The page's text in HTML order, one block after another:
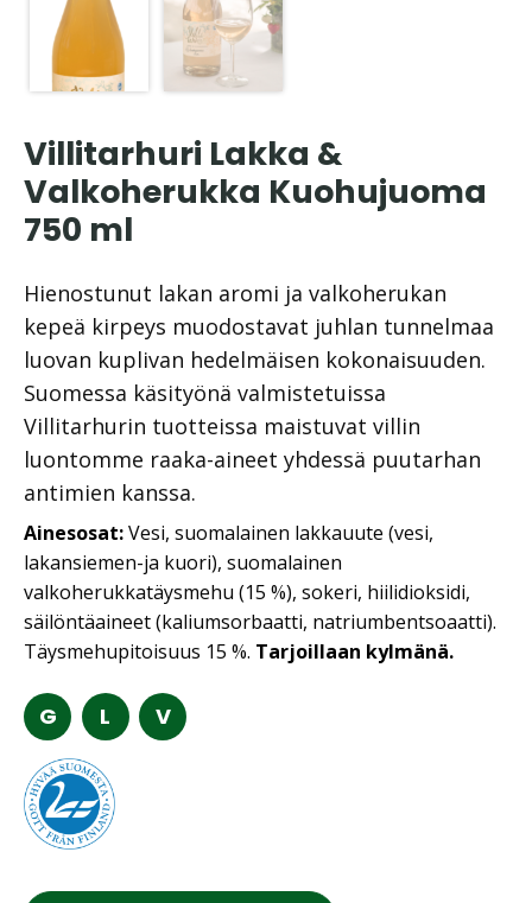
Villitarhuri Lakka &
Valkoherukka Kuohujuoma
750 ml
Hienostunut lakan aromi ja valkoherukan
kepeä kirpeys muodostavat juhlan tunnelmaa
luovan kuplivan hedelmäisen kokonaisuuden.
Suomessa käsityönä valmistetuissa
Villitarhurin tuotteissa maistuvat villin
luontomme raaka-aineet yhdessä puutarhan
antimien kanssa.
Ainesosat:Vesi, suomalainen lakkauute (vesi,
lakansiemen-ja kuori), suomalainen
valkoherukkatäysmehu (15 %), sokeri, hiilidioksidi,
säilöntäaineet (kaliumsorbaatti, natriumbentsoaatti).
Täysmehupitoisuus 15 %. Tarjoillaan kylmänä.
G L V